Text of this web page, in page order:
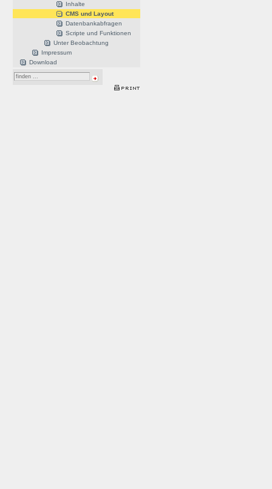
Inhalte
CMS und Layout
Datenbankabfragen
Scripte und Funktionen
Unter Beobachtung
Impressum
Download